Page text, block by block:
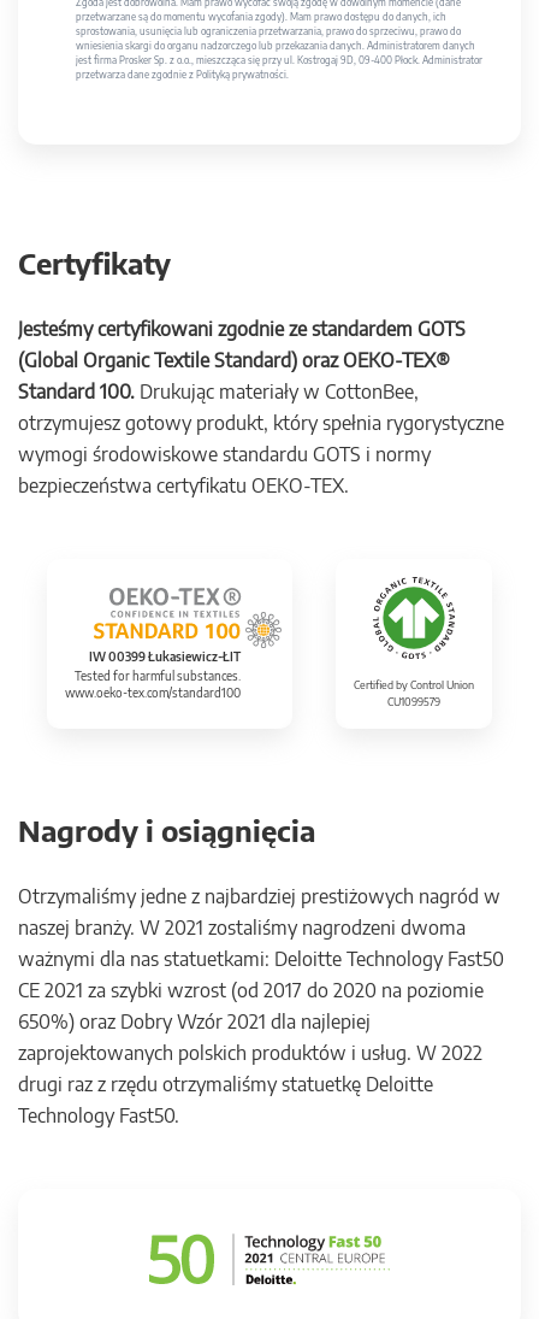
Zgoda jest dobrowolna. Mam prawo wycofać swoją zgodę w dowolnym momencie (dane
przetwarzane są do momentu wycofania zgody). Mam prawo dostępu do danych, ich
sprostowania, usunięcia lub ograniczenia przetwarzania, prawo do sprzeciwu, prawo do
wniesienia skargi do organu nadzorczego lub przekazania danych. Administratorem danych
jest firma Prosker Sp. z o.o., mieszcząca się przy ul. Kostrogaj 9D, 09-400 Płock. Administrator
przetwarza dane zgodnie z Polityką prywatności.
Certyfikaty
Jesteśmy certyfikowani zgodnie ze standardem GOTS
(Global Organic Textile Standard) oraz OEKO-TEX®
Standard 100. Drukując materiały w CottonBee,
otrzymujesz gotowy produkt, który spełnia rygorystyczne
wymogi środowiskowe standardu GOTS i normy
bezpieczeństwa certyfikatu OEKO-TEX.
IW 00399 Łukasiewicz-ŁIT
Tested for harmful substances.
www.oeko-tex.com/standard100
Certified by Control Union
CU1099579
Nagrody i osiągnięcia
Otrzymaliśmy jedne z najbardziej prestiżowych nagród w
naszej branży. W 2021 zostaliśmy nagrodzeni dwoma
ważnymi dla nas statuetkami: Deloitte Technology Fast50
CE 2021 za szybki wzrost (od 2017 do 2020 na poziomie
650%) oraz Dobry Wzór 2021 dla najlepiej
zaprojektowanych polskich produktów i usług. W 2022
drugi raz z rzędu otrzymaliśmy statuetkę Deloitte
Technology Fast50.